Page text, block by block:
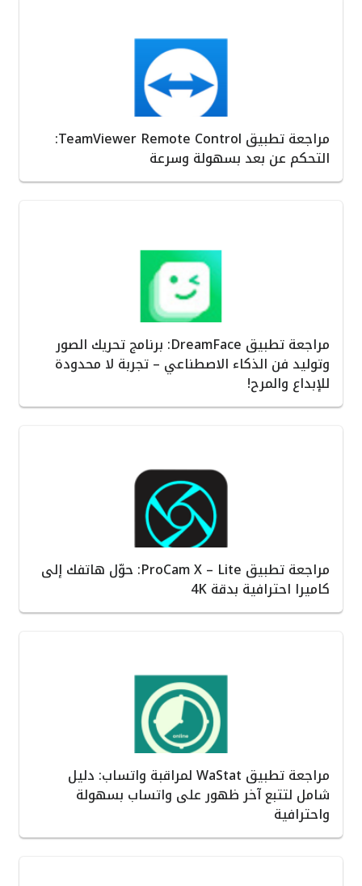
مراجعة تطبيق TeamViewer Remote Control:
التحكم عن بعد بسهولة وسرعة
مراجعة تطبيق DreamFace: برنامج تحريك الصور
وتوليد فن الذكاء الاصطناعي – تجربة لا محدودة
للإبداع والمرح!
مراجعة تطبيق ProCam X – Lite: حوّل هاتفك إلى
كاميرا احترافية بدقة 4K
مراجعة تطبيق WaStat لمراقبة واتساب: دليل
شامل لتتبع آخر ظهور على واتساب بسهولة
واحترافية